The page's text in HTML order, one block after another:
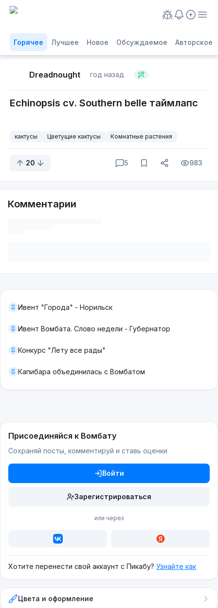
Горячее Лучшее Новое Обсуждаемое Авторское
Dreadnought год назад
Echinopsis cv. Southern belle таймлапс
кактусы Цветущие кактусы Комнатные растения
20 5 983
Комментарии
Ивент "Города" - Норильск
Ивент Вомбата. Слово недели - Губернатор
Конкурс "Лету все рады"
Капибара объединилась с Вомбатом
Присоединяйся к Вомбату
Сохраняй посты, комментируй и ставь оценки
Войти
Зарегистрироваться
или через
Хотите перенести свой аккаунт с Пикабу? Узнайте как
Цвета и оформление